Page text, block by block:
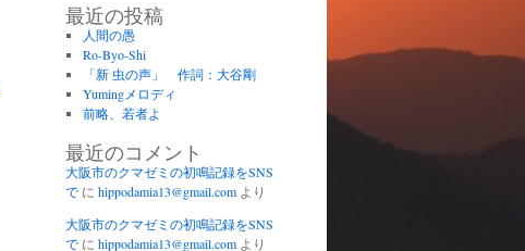
最近の投稿
人間の愚
Ro-Byo-Shi
「新 虫の声」 作詞：大谷剛
Yumingメロディ
前略、若者よ
最近のコメント
大阪市のクマゼミの初鳴記録をSNS
で に hippodamia13@gmail.com より
大阪市のクマゼミの初鳴記録をSNS
で に hippodamia13@gmail.com より